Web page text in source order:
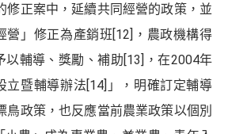
修正案中，延續共同經營的政策，並
營」修正為產銷班[12] ，農政機構得
以輔導、獎勵、補助[13] ，在2004年
立暨輔導辦法[14] 」，明確訂定輔導
鳥政策，也反應當前農業政策以個別